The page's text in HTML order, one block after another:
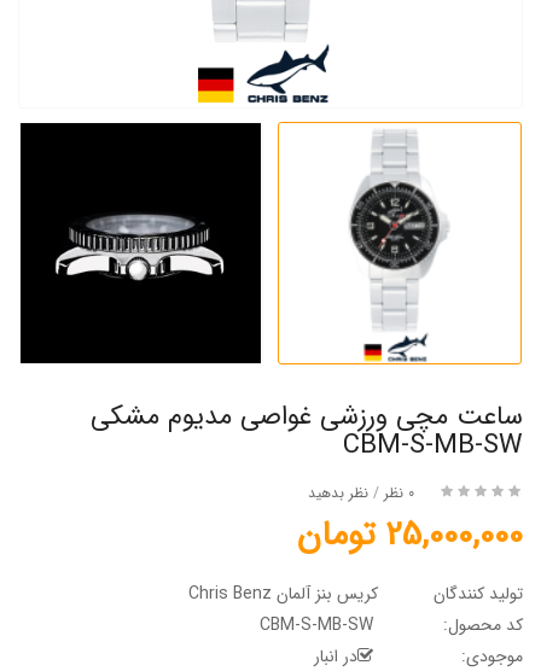
ساعت مچی ورزشی غواصی مدیوم مشکی
CBM-S-MB-SW
0 نظر / نظر بدهید
25,000,000 تومان
تولید کنندگان
کریس بنز آلمان Chris Benz
کد محصول:
موجودی:
در انبار